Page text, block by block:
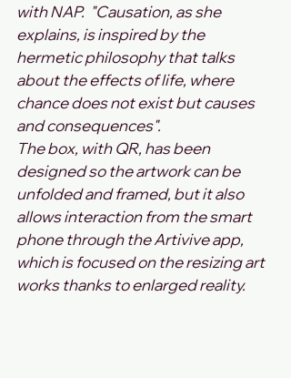
with NAP.  "Causation, as she
explains, is inspired by the
hermetic philosophy that talks
about the effects of life, where
chance does not exist but causes
and consequences".
The box, with QR, has been
designed so the artwork can be
unfolded and framed, but it also
allows interaction from the smart
phone through the Artivive app,
which is focused on the resizing art
works thanks to enlarged reality.